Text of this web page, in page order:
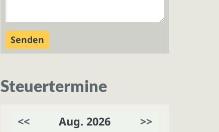
Steuertermine
<< Aug. 2026 >>